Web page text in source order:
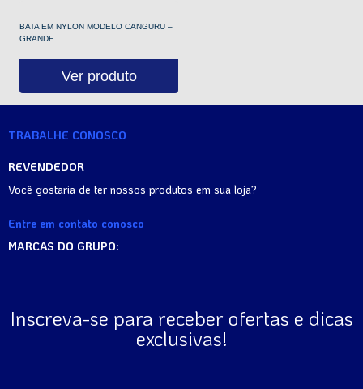
BATA EM NYLON MODELO CANGURU –
GRANDE
Ver produto
TRABALHE CONOSCO
REVENDEDOR
Você gostaria de ter nossos produtos em sua loja?
Entre em contato conosco
MARCAS DO GRUPO:
Inscreva-se para receber ofertas e dicas
exclusivas!